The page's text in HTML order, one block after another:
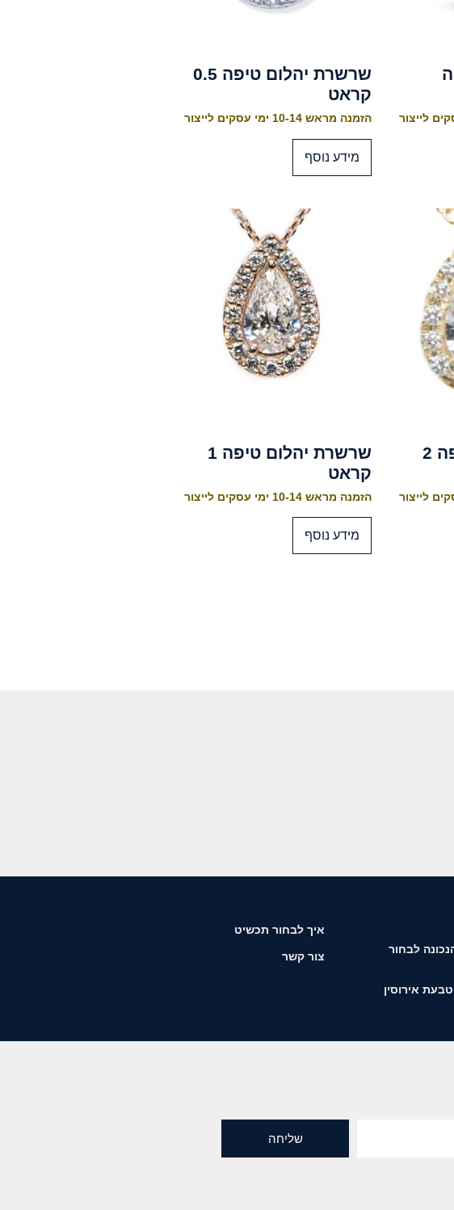
שרשרת יהלום טיפה 0.5
קראט
הזמנה מראש 10-14 ימי עסקים לייצור
מידע נוסף
שרשרת יהלום טיפה 2
שרשרת יהלום טיפה 1
קראט
הזמנה מראש 10-14 ימי עסקים לייצור
מידע נוסף
לבחור
אירוסין
איך לבחור תכשיט
צור קשר
שליחה